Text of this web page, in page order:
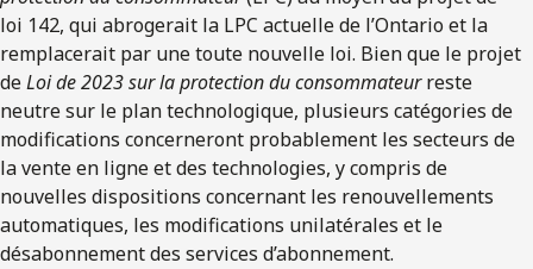
loi 142, qui abrogerait la LPC actuelle de l’Ontario et la
remplacerait par une toute nouvelle loi. Bien que le projet
deLoi de 2023 sur la protection du consommateurreste
neutre sur le plan technologique, plusieurs catégories de
modifications concerneront probablement les secteurs de
la vente en ligne et des technologies, y compris de
nouvelles dispositions concernant les renouvellements
automatiques, les modifications unilatérales et le
désabonnement des services d’abonnement.